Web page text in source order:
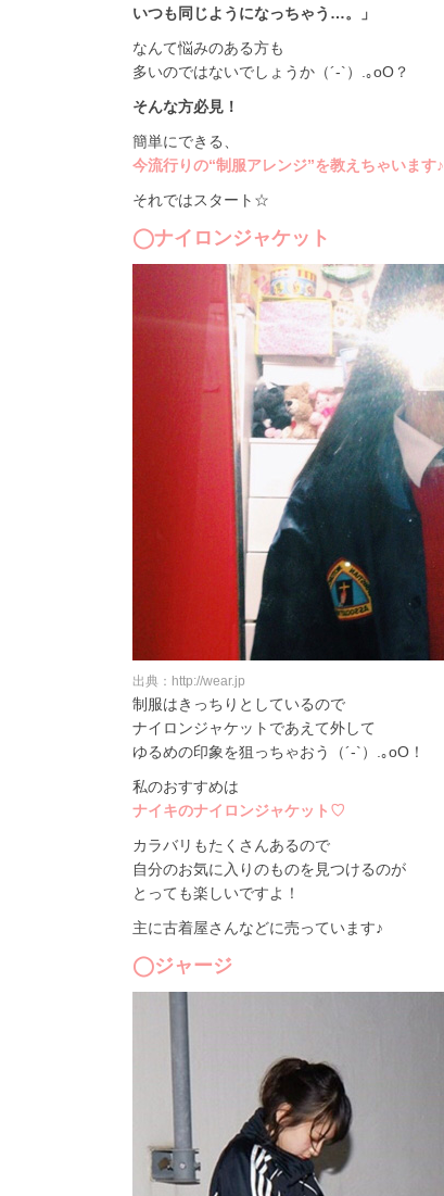
いつも同じようになっちゃう…。」
なんて悩みのある方も
多いのではないでしょうか（´-`）.｡oO？
そんな方必見！
簡単にできる、
今流行りの“制服アレンジ”を教えちゃいます♪
それではスタート☆
◯ナイロンジャケット
出典：http://wear.jp
制服はきっちりとしているので
ナイロンジャケットであえて外して
ゆるめの印象を狙っちゃおう（´-`）.｡oO！
私のおすすめは
ナイキのナイロンジャケット♡
カラバリもたくさんあるので
自分のお気に入りのものを見つけるのが
とっても楽しいですよ！
主に古着屋さんなどに売っています♪
◯ジャージ